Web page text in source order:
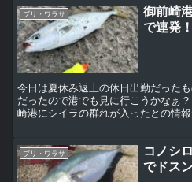
ブリ・ワラサ
御前崎
で連発
今日は夏休み返上の休日出勤だった
だったので港でも見に行こうかなぁ
崎港にシイラの群れが入ったとの情
ブリ・ワラサ
コノシ
でドス